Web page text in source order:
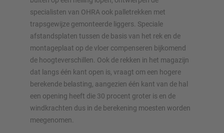
specialisten van OHRA ook palletrekken met
trapsgewijze gemonteerde liggers. Speciale
afstandsplaten tussen de basis van het rek en de
montageplaat op de vloer compenseren bijkomend
de hoogteverschillen. Ook de rekken in het magazijn
dat langs één kant open is, vraagt om een hogere
berekende belasting, aangezien één kant van de hal
een opening heeft die 30 procent groter is en de
windkrachten dus in de berekening moesten worden
meegenomen.